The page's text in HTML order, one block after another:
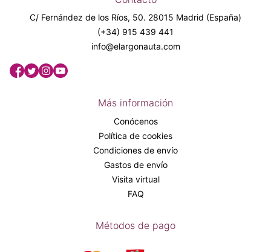
C/ Fernández de los Ríos, 50. 28015 Madrid (España)
(+34) 915 439 441
info@elargonauta.com
Más información
Conócenos
Política de cookies
Condiciones de envío
Gastos de envío
Visita virtual
FAQ
Métodos de pago